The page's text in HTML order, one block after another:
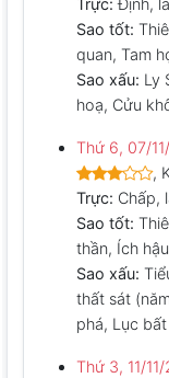
Trực: Định,
Sao tốt:
quan, Tam
Sao xấu: Ly
hoạ, Cửu
Thứ 6, 07/
,
Trực: Chấp,
Sao tốt:
thần, Ích
Sao xấu:
thất sát
phá, Lục
Thứ 3, 11/